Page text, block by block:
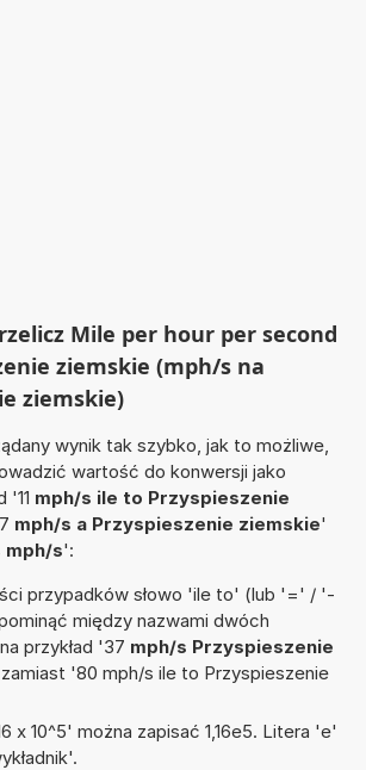
Mile per hour per second
ziemskie (mph/s na
ziemskie)
wynik tak szybko, jak to możliwe,
wartość do konwersji jako
'11 mph/s ile to Przyspieszenie
mph/s a Przyspieszenie ziemskie'
mph/s':
przypadków słowo 'ile to' (lub '=' / '-
między nazwami dwóch
przykład '37 mph/s Przyspieszenie
'80 mph/s ile to Przyspieszenie
x 10^5' można zapisać 1,16e5. Litera 'e'